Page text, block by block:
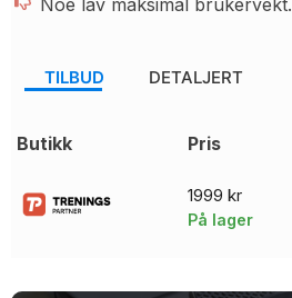
TILBUD DETALJERT
Butikk Pris
1999 kr
På lager